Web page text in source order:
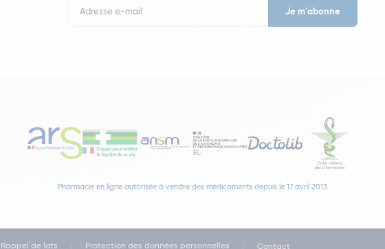
Newsletter
Pharmacie en ligne autorisée à vendre des médicaments depuis le 17 avril 2013
Rappel de lots Protection des données personnelles Contact